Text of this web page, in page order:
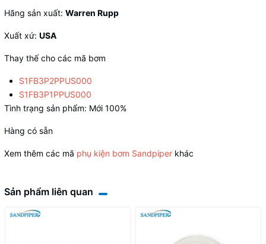
Hãng sản xuất: Warren Rupp
Xuất xứ: USA
Thay thế cho các mã bơm
S1FB3P2PPUS000
S1FB3P1PPUS000
Tình trạng sản phẩm: Mới 100%
Hàng có sẵn
Xem thêm các mã phụ kiện bơm Sandpiper khác
Sản phẩm liên quan